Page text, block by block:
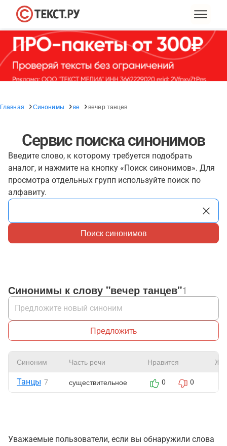
Главная Синонимы ве вечер танцев
Сервис поиска синонимов
Введите слово, к которому требуется подобрать
аналог, и нажмите на кнопку «Поиск синонимов». Для
просмотра отдельных групп используйте поиск по
алфавиту.
Поиск синонимов
Синонимы к слову "вечер танцев"1
Предложить
Синоним Часть речи Нравится
Танцы 7 существительное 0 0
Уважаемые пользователи, если вы обнаружили слова